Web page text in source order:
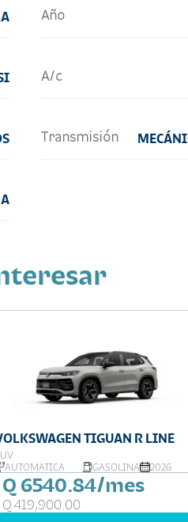
Año
A/c
Transmisión
TIGUAN R LINE
AUTOMÁTICA
GASOLINA 2026
Q 6540.84/mes
Q 419,900.00